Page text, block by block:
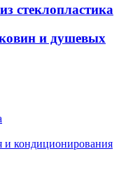
стеклопластика
и душевых
и кондиционирования